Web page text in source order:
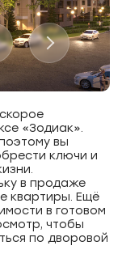
«Зодиак».
вы
ключи и
в продаже
квартиры. Ещё
в готовом
чтобы
по дворовой